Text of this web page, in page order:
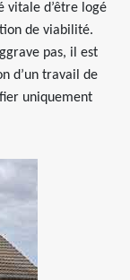
vitale d’être logé
de viabilité.
pas, il est
d’un travail de
uniquement